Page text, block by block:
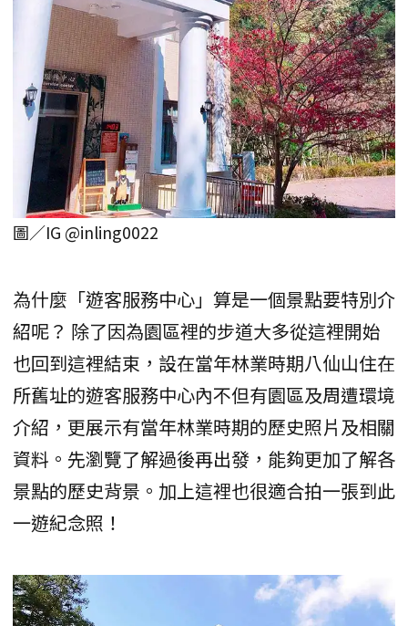
圖／IG @inling0022
為什麼「遊客服務中心」算是一個景點要特別介
紹呢？ 除了因為園區裡的步道大多從這裡開始
也回到這裡結束，設在當年林業時期八仙山住在
所舊址的遊客服務中心內不但有園區及周遭環境
介紹，更展示有當年林業時期的歷史照片及相關
資料。先瀏覽了解過後再出發，能夠更加了解各
景點的歷史背景。加上這裡也很適合拍一張到此
一遊紀念照！